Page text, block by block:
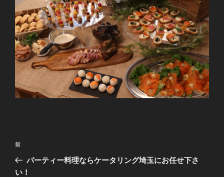
投
前
の
投
前
パーティー料理ならケータリング埼玉にお任せ下さ
い！